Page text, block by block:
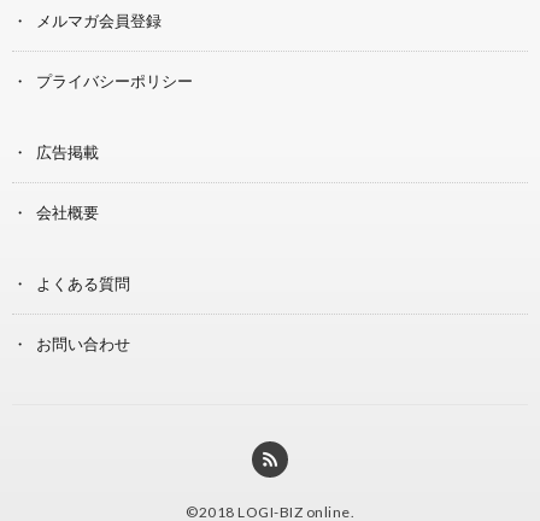
メルマガ会員登録
プライバシーポリシー
広告掲載
会社概要
よくある質問
お問い合わせ
©2018 LOGI-BIZ online